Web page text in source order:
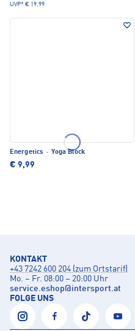
UVP* € 19,99
Energetics · Yoga Block
€ 9,99
KONTAKT
+43 7242 600 204 (zum Ortstarif)
Mo. – Fr. 08:00 – 20:00 Uhr
service.eshop@intersport.at
FOLGE UNS